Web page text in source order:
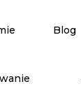
Blog